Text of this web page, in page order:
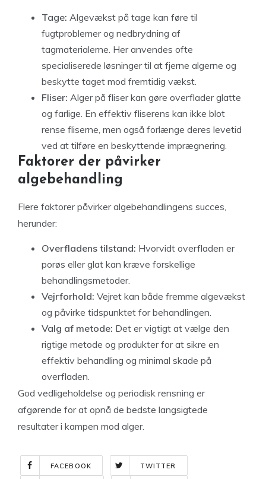
Tage: Algevækst på tage kan føre til
fugtproblemer og nedbrydning af
tagmaterialerne. Her anvendes ofte
specialiserede løsninger til at fjerne algerne og
beskytte taget mod fremtidig vækst.
Fliser: Alger på fliser kan gøre overflader glatte
og farlige. En effektiv fliserens kan ikke blot
rense fliserne, men også forlænge deres levetid
ved at tilføre en beskyttende imprægnering.
Faktorer der påvirker
algebehandling
Flere faktorer påvirker algebehandlingens succes,
herunder:
Overfladens tilstand: Hvorvidt overfladen er
porøs eller glat kan kræve forskellige
behandlingsmetoder.
Vejrforhold: Vejret kan både fremme algevækst
og påvirke tidspunktet for behandlingen.
Valg af metode: Det er vigtigt at vælge den
rigtige metode og produkter for at sikre en
effektiv behandling og minimal skade på
overfladen.
God vedligeholdelse og periodisk rensning er
afgørende for at opnå de bedste langsigtede
resultater i kampen mod alger.
FACEBOOK TWITTER